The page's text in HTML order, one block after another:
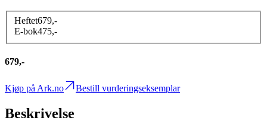
Heftet679,-
E-bok475,-
679,-
Kjøp på Ark.no Bestill vurderingseksemplar
Beskrivelse